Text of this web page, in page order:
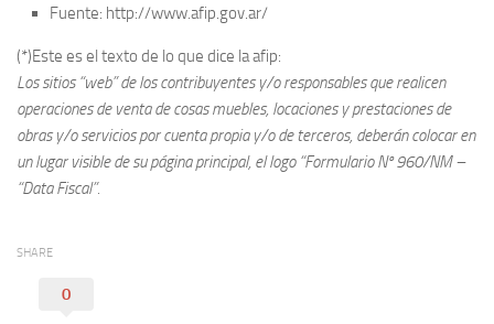
Fuente: http://www.afip.gov.ar/
(*)Este es el texto de lo que dice la afip:
Los sitios “web” de los contribuyentes y/o responsables que realicen
operaciones de venta de cosas muebles, locaciones y prestaciones de
obras y/o servicios por cuenta propia y/o de terceros, deberán colocar en
un lugar visible de su página principal, el logo “Formulario Nº 960/NM –
“Data Fiscal”.
SHARE
0